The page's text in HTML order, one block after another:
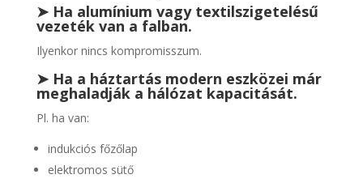
➤ Ha alumínium vagy textilszigetelésű
vezeték van a falban.
Ilyenkor nincs kompromisszum.
➤ Ha a háztartás modern eszközei már
meghaladják a hálózat kapacitását.
Pl. ha van:
indukciós főzőlap
elektromos sütő